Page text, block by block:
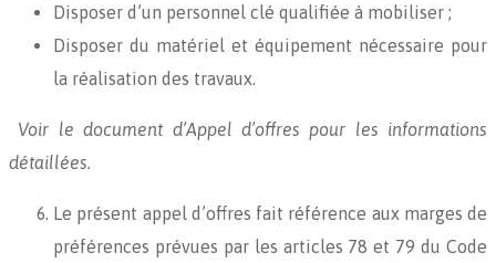
Disposer d’un personnel clé qualifiée à mobiliser ;
Disposer du matériel et équipement nécessaire pour
la réalisation des travaux.
Voir le document d’Appel d’offres pour les informations
détaillées.
Le présent appel d’offres fait référence aux marges de
préférences prévues par les articles 78 et 79 du Code